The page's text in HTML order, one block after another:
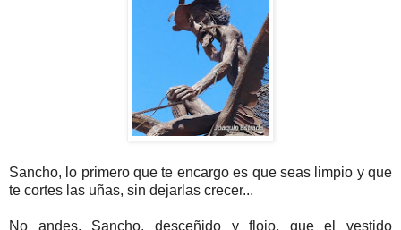
Sancho, lo primero que te encargo es que seas limpio y que
te cortes las uñas, sin dejarlas crecer...
No andes, Sancho, desceñido y flojo, que el vestido